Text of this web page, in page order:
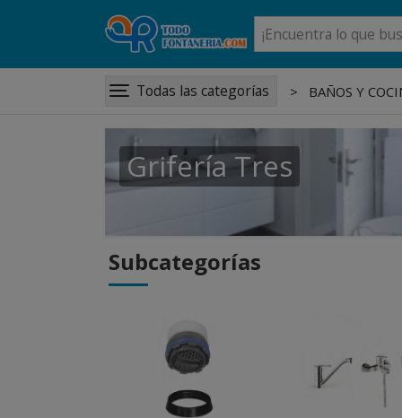
Todas las categorías BAÑOS Y
Grifería Tres
Subcategorías